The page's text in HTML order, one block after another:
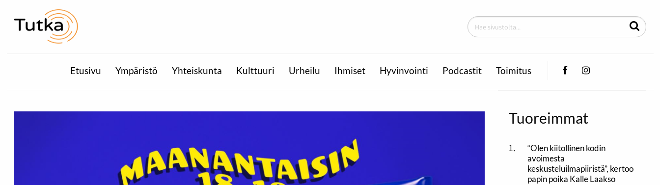
Etusivu Ympäristö Yhteiskunta Kulttuuri Urheilu Ihmiset Hyvinvointi Podcastit Toimitus FacebookInstagram
Tuoreimmat
“Olen kiitollinen kodin
avoimesta
keskusteluilmapiiristä”, kertoo
papin poika Kalle Laakso